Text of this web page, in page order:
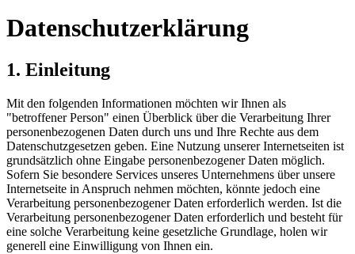
Datenschutzerklärung
1. Einleitung
Mit den folgenden Informationen möchten wir Ihnen als
"betroffener Person" einen Überblick über die Verarbeitung Ihrer
personenbezogenen Daten durch uns und Ihre Rechte aus dem
Datenschutzgesetzen geben. Eine Nutzung unserer Internetseiten ist
grundsätzlich ohne Eingabe personenbezogener Daten möglich.
Sofern Sie besondere Services unseres Unternehmens über unsere
Internetseite in Anspruch nehmen möchten, könnte jedoch eine
Verarbeitung personenbezogener Daten erforderlich werden. Ist die
Verarbeitung personenbezogener Daten erforderlich und besteht für
eine solche Verarbeitung keine gesetzliche Grundlage, holen wir
generell eine Einwilligung von Ihnen ein.